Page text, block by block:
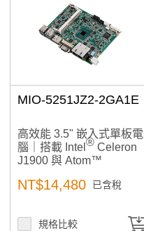
MIO-5251JZ2-2GA1E
高效能 3.5" 嵌入式單板電
腦｜搭載 Intel® Celeron
J1900 與 Atom™
配備多重顯示輸出與完整
NT$14,480 已含稅
規格比較